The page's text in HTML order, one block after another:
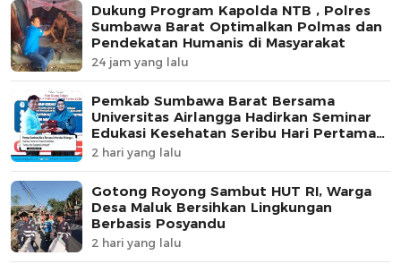
Dukung Program Kapolda NTB , Polres
Sumbawa Barat Optimalkan Polmas dan
Pendekatan Humanis di Masyarakat
24 jam yang lalu
Pemkab Sumbawa Barat Bersama
Universitas Airlangga Hadirkan Seminar
Edukasi Kesehatan Seribu Hari Pertama
Kehidupan
2 hari yang lalu
Gotong Royong Sambut HUT RI, Warga
Desa Maluk Bersihkan Lingkungan
Berbasis Posyandu
2 hari yang lalu